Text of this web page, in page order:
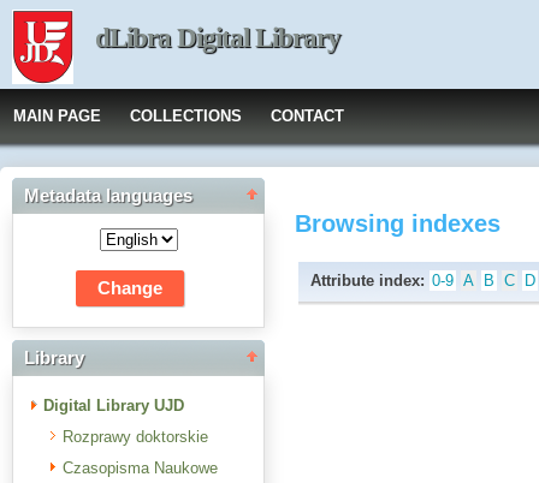
dLibra Digital Library
MAIN PAGE COLLECTIONS CONTACT
Metadata languages
Library
Digital Library UJD
Rozprawy doktorskie
Czasopisma Naukowe
Browsing indexes
Attribute index: 0-9 A B C D